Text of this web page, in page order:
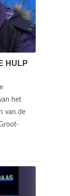
HULP
het
van de